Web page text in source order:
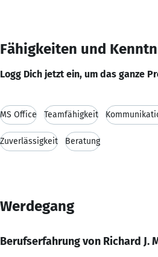
Fähigkeiten und
Logg Dich jetzt ein, um das ganze
MS Office Teamfähigkeit
Zuverlässigkeit Beratung
Werdegang
Berufserfahrung von Richard J.